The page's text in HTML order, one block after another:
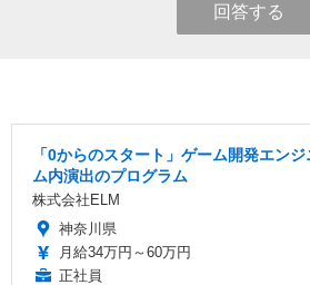
回答する
「0からのスタート」ゲーム開発エン
ム内演出のプログラム
株式会社ELM
神奈川県
月給34万円～60万円
正社員